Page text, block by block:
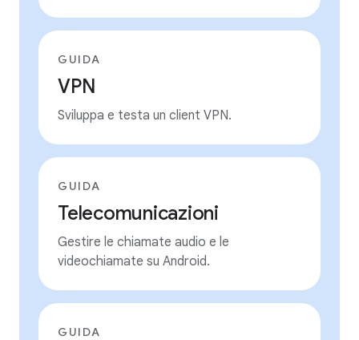
GUIDA
VPN
Sviluppa e testa un client VPN.
GUIDA
Telecomunicazioni
Gestire le chiamate audio e le
videochiamate su Android.
GUIDA